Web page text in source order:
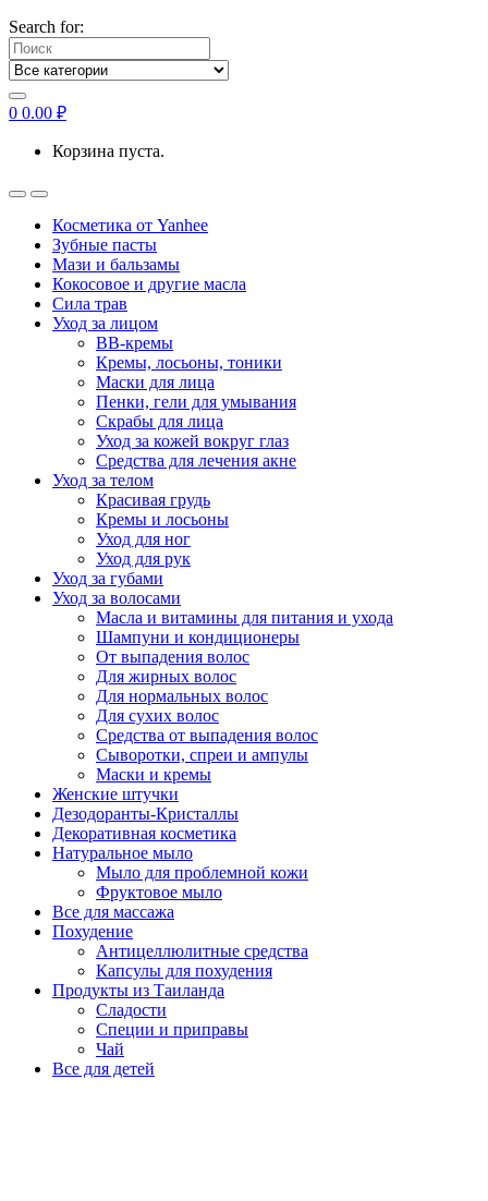
Search for:
0 0.00 ₽
Корзина пуста.
Косметика от Yanhee
Зубные пасты
Мази и бальзамы
Кокосовое и другие масла
Сила трав
Уход за лицом
BB-кремы
Кремы, лосьоны, тоники
Маски для лица
Пенки, гели для умывания
Скрабы для лица
Уход за кожей вокруг глаз
Средства для лечения акне
Уход за телом
Красивая грудь
Кремы и лосьоны
Уход для ног
Уход для рук
Уход за губами
Уход за волосами
Масла и витамины для питания и ухода
Шампуни и кондиционеры
От выпадения волос
Для жирных волос
Для нормальных волос
Для сухих волос
Средства от выпадения волос
Сыворотки, спреи и ампулы
Маски и кремы
Женские штучки
Дезодоранты-Кристаллы
Декоративная косметика
Натуральное мыло
Мыло для проблемной кожи
Фруктовое мыло
Все для массажа
Похудение
Антицеллюлитные средства
Капсулы для похудения
Продукты из Таиланда
Сладости
Специи и приправы
Чай
Все для детей